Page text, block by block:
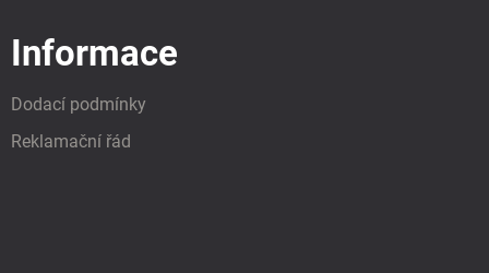
Informace
Dodací podmínky
Reklamační řád